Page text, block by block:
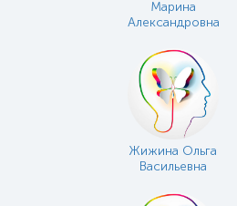
Марина
Александровна
Жижина Ольга
Васильевна